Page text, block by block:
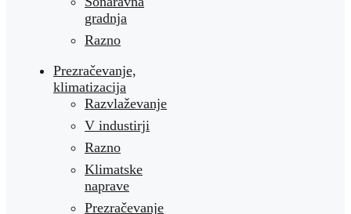
gradnja
Razno
Prezračevanje,
klimatizacija
Razvlaževanje
V industirji
Razno
Klimatske
naprave
Prezračevanje